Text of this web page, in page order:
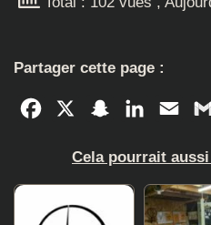
Partager cette page :
Facebook SnapchatLinkedIn
Cela pourrait